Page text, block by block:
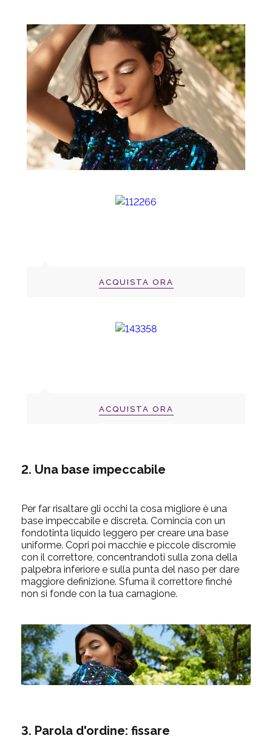
ACQUISTA ORA
ACQUISTA ORA
2. Una base impeccabile
Per far risaltare gli occhi la cosa migliore è una
base impeccabile e discreta. Comincia con un
fondotinta liquido leggero per creare una base
uniforme. Copri poi macchie e piccole discromie
con il correttore, concentrandoti sulla zona della
palpebra inferiore e sulla punta del naso per dare
maggiore definizione. Sfuma il correttore finché
non si fonde con la tua carnagione.
3. Parola d'ordine: fissare